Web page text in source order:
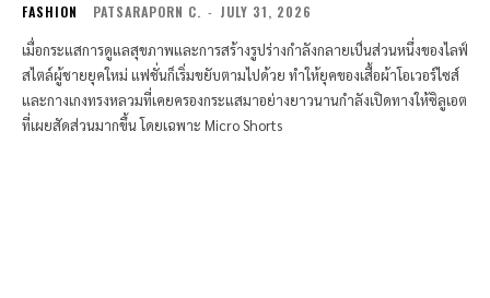
FASHION PATSARAPORN C. - JULY 31, 2026
เมื่อกระแสการดูแลสุขภาพและการสร้างรูปร่างกำลังกลายเป็นส่วนหนึ่งของไลฟ์
สไตล์ผู้ชายยุคใหม่ แฟชั่นก็เริ่มขยับตามไปด้วย ทำให้ยุคของเสื้อผ้าโอเวอร์ไซส์
และกางเกงทรงหลวมที่เคยครองกระแสมาอย่างยาวนานกำลังเปิดทางให้ซิลูเอต
ที่เผยสัดส่วนมากขึ้น โดยเฉพาะ Micro Shorts